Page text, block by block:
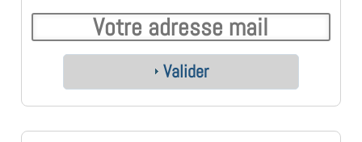
Valider